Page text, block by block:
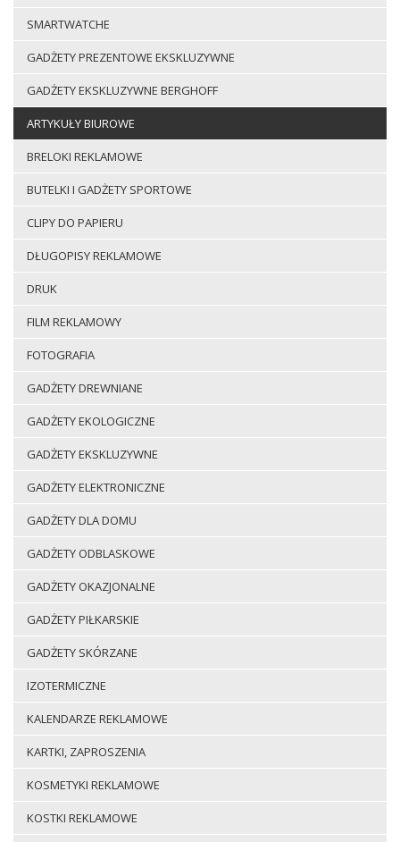
SMARTWATCHE
GADŻETY PREZENTOWE EKSKLUZYWNE
GADŻETY EKSKLUZYWNE BERGHOFF
ARTYKUŁY BIUROWE
BRELOKI REKLAMOWE
BUTELKI I GADŻETY SPORTOWE
CLIPY DO PAPIERU
DŁUGOPISY REKLAMOWE
DRUK
FILM REKLAMOWY
FOTOGRAFIA
GADŻETY DREWNIANE
GADŻETY EKOLOGICZNE
GADŻETY EKSKLUZYWNE
GADŻETY ELEKTRONICZNE
GADŻETY DLA DOMU
GADŻETY ODBLASKOWE
GADŻETY OKAZJONALNE
GADŻETY PIŁKARSKIE
GADŻETY SKÓRZANE
IZOTERMICZNE
KALENDARZE REKLAMOWE
KARTKI, ZAPROSZENIA
KOSMETYKI REKLAMOWE
KOSTKI REKLAMOWE